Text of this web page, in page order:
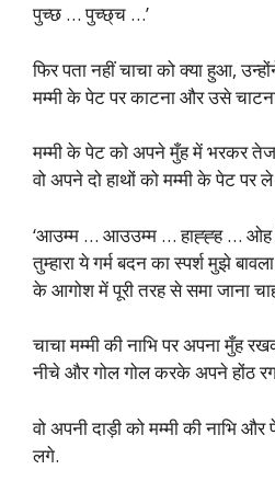
पुच्छ … पुच्छ्च …’
फिर पता नहीं चाचा को क्या हुआ,
मम्मी के पेट पर काटना और उसे
मम्मी के पेट को अपने मुँह में भरकर
वो अपने दो हाथों को मम्मी के पेट
‘आउम्म … आउउम्म … हाह्ह्ह …
तुम्हारा ये गर्म बदन का स्पर्श मुझे
के आगोश में पूरी तरह से समा जाना
चाचा मम्मी की नाभि पर अपना मुँह
नीचे और गोल गोल करके अपने होंठ
वो अपनी दाड़ी को मम्मी की नाभि
लगे.